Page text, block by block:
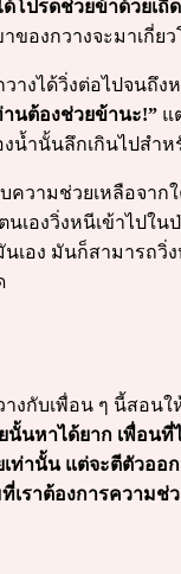
โปรดช่วยข้าด้วยเถิ
ของกวางจะมาเกี่ย
างได้วิ่งต่อไปจนถึง
นต้องช่วยข้านะ!” แ
น้ำนั้นลึกเกินไปสำห
ความช่วยเหลือจาก
เองวิ่งหนีเข้าไปใน
นเอง มันก็สามารถ
างกับเพื่อน ๆ นี้สอนใ
นั้นหาได้ยาก เพื่อนที่
เท่านั้น แต่จะตีตัวออ
เราต้องการความช่